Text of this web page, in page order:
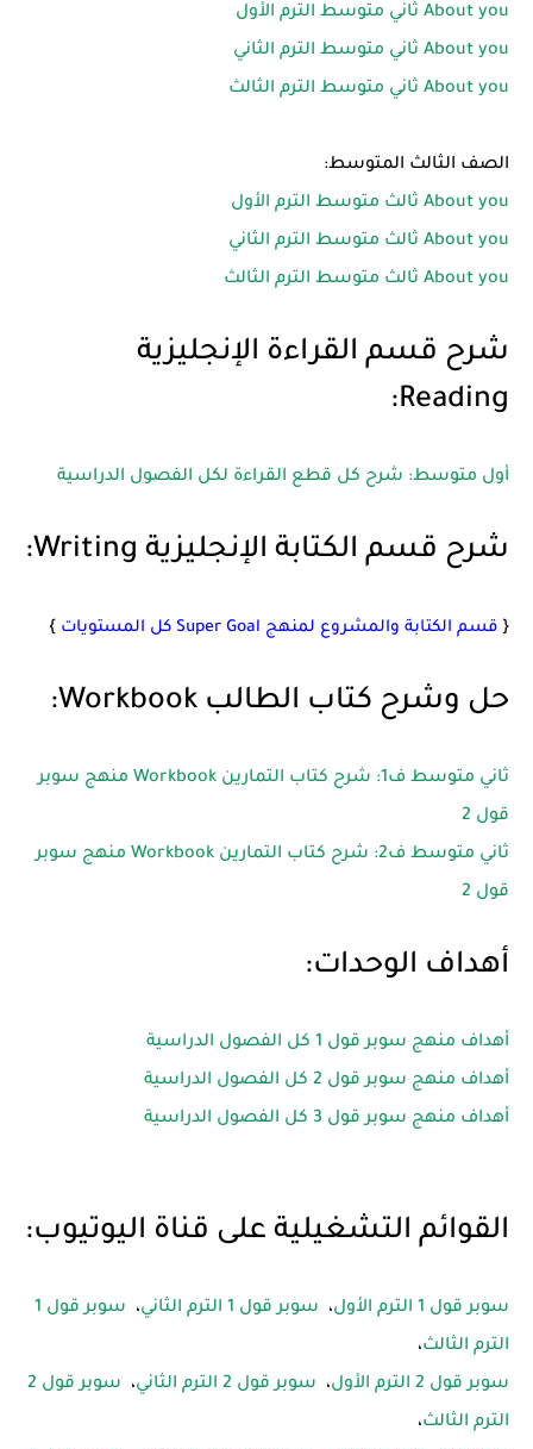
About you ثاني متوسط الترم الأول
About you ثاني متوسط الترم الثاني
About you ثاني متوسط الترم الثالث
الصف الثالث المتوسط:
About you ثالث متوسط الترم الأول
About you ثالث متوسط الترم الثاني
About you ثالث متوسط الترم الثالث
شرح قسم القراءة الإنجليزية
Reading:
أول متوسط: شرح كل قطع القراءة لكل الفصول الدراسية
شرح قسم الكتابة الإنجليزية Writing:
{ قسم الكتابة والمشروع لمنهج Super Goal كل المستويات }
حل وشرح كتاب الطالب Workbook:
ثاني متوسط ف1: شرح كتاب التمارين Workbook منهج سوبر
قول 2
ثاني متوسط ف2: شرح كتاب التمارين Workbook منهج سوبر
قول 2
أهداف الوحدات:
أهداف منهج سوبر قول 1 كل الفصول الدراسية
أهداف منهج سوبر قول 2 كل الفصول الدراسية
أهداف منهج سوبر قول 3 كل الفصول الدراسية
القوائم التشغيلية على قناة اليوتيوب:
سوبر قول 1 الترم الأول ، سوبر قول 1 الترم الثاني ،
سوبر قول 1
الترم الثالث،
سوبر قول 2 الترم الأول
، سوبر قول 2 الترم الثاني ،
سوبر قول 2
الترم الثالث،